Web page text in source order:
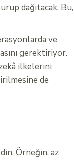
dağıtacak. Bu,
ve
gerektiriyor.
ilkelerini
de
Örneğin, az